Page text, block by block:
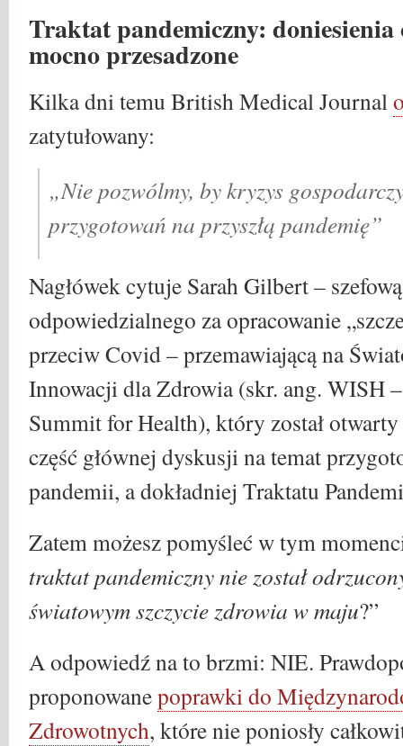
Traktat pandemiczny: doniesienia
mocno przesadzone
Kilka dni temu British Medical Journal
zatytułowany:
„Nie pozwólmy, by kryzys
przygotowań na przyszłą pandemię”
Nagłówek cytuje Sarah Gilbert –
odpowiedzialnego za opracowanie
przeciw Covid – przemawiającą na
Innowacji dla Zdrowia (skr. ang. WISH
Summit for Health), który został
część głównej dyskusji na temat
pandemii, a dokładniej Traktatu
Zatem możesz pomyśleć w tym
traktat pandemiczny nie został
światowym szczycie zdrowia w maju?”
A odpowiedź na to brzmi: NIE.
proponowanepoprawki do
Zdrowotnych, które nie poniosły